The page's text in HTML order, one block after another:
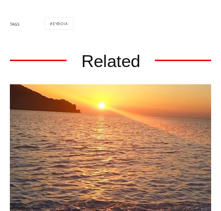
TAGS ΕΥΒΟΙΑ
Related